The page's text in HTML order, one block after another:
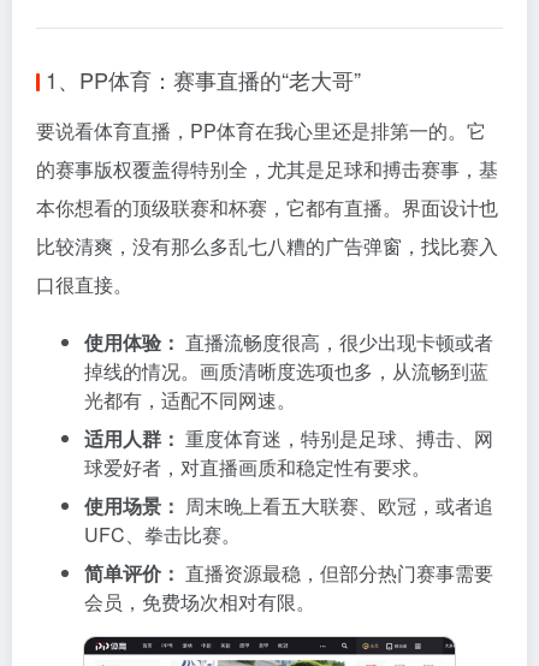
1、PP体育：赛事直播的“老大哥”
要说看体育直播，PP体育在我心里还是排第一的。它
的赛事版权覆盖得特别全，尤其是足球和搏击赛事，基
本你想看的顶级联赛和杯赛，它都有直播。界面设计也
比较清爽，没有那么多乱七八糟的广告弹窗，找比赛入
口很直接。
使用体验： 直播流畅度很高，很少出现卡顿或者
掉线的情况。画质清晰度选项也多，从流畅到蓝
光都有，适配不同网速。
适用人群： 重度体育迷，特别是足球、搏击、网
球爱好者，对直播画质和稳定性有要求。
使用场景： 周末晚上看五大联赛、欧冠，或者追
UFC、拳击比赛。
简单评价： 直播资源最稳，但部分热门赛事需要
会员，免费场次相对有限。